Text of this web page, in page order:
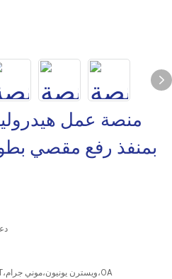
منصة عمل
L/C،D/A،D/P،T/T،ويسترن يونيون،موني جرام،OA